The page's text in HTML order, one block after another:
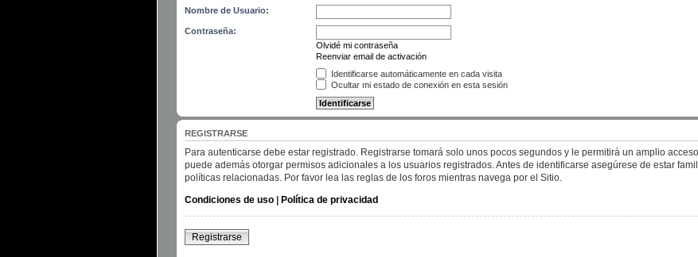
Nombre de Usuario:
Contraseña:
Olvidé mi contraseña
Reenviar email de activación
Identificarse automáticamente en cada visita
Ocultar mi estado de conexión en esta sesión
REGISTRARSE
Para autenticarse debe estar registrado. Registrarse tomará solo unos pocos segundos y le permitirá un amplio
puede además otorgar permisos adicionales a los usuarios registrados. Antes de identificarse asegúrese de estar
políticas relacionadas. Por favor lea las reglas de los foros mientras navega por el Sitio.
Condiciones de uso | Política de privacidad
Registrarse